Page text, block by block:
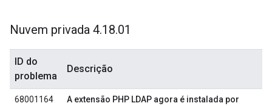
Nuvem privada 4.18.01
ID do
problema
Descrição
68001164
A extensão PHP LDAP agora é instalada por